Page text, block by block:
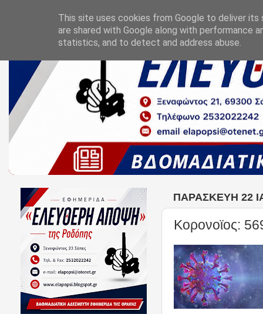
ΠΑΡΑΣΚΕΥΉ 22
Κορονοϊος:
This site uses cookies from Google to deliver its
are shared with Google along with performance
statistics, and to detect and address abuse.